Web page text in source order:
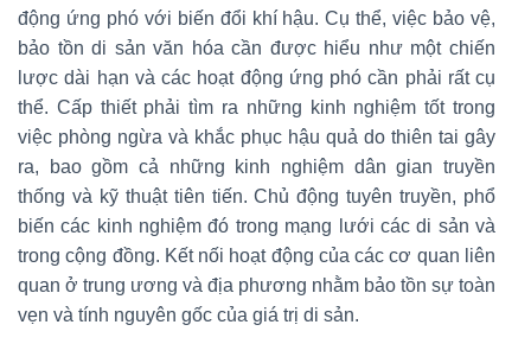
động ứng phó với biến đổi khí hậu. Cụ thể, việc bảo vệ,
bảo tồn di sản văn hóa cần được hiểu như một chiến
lược dài hạn và các hoạt động ứng phó cần phải rất cụ
thể. Cấp thiết phải tìm ra những kinh nghiệm tốt trong
việc phòng ngừa và khắc phục hậu quả do thiên tai gây
ra, bao gồm cả những kinh nghiệm dân gian truyền
thống và kỹ thuật tiên tiến. Chủ động tuyên truyền, phổ
biến các kinh nghiệm đó trong mạng lưới các di sản và
trong cộng đồng. Kết nối hoạt động của các cơ quan liên
quan ở trung ương và địa phương nhằm bảo tồn sự toàn
vẹn và tính nguyên gốc của giá trị di sản.